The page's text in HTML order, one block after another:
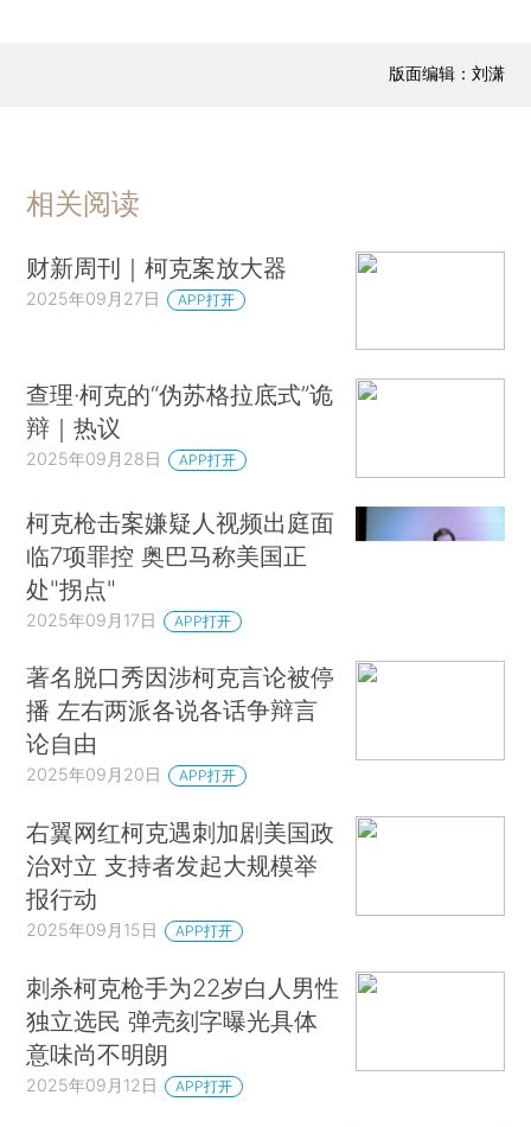
版面编辑：刘潇
相关阅读
财新周刊｜柯克案放大器
2025年09月27日 APP打开
查理·柯克的“伪苏格拉底式”诡
辩｜热议
2025年09月28日 APP打开
柯克枪击案嫌疑人视频出庭面
临7项罪控 奥巴马称美国正
处"拐点"
2025年09月17日 APP打开
著名脱口秀因涉柯克言论被停
播 左右两派各说各话争辩言
论自由
2025年09月20日 APP打开
右翼网红柯克遇刺加剧美国政
治对立 支持者发起大规模举
报行动
2025年09月15日 APP打开
刺杀柯克枪手为22岁白人男性
独立选民 弹壳刻字曝光具体
意味尚不明朗
2025年09月12日 APP打开